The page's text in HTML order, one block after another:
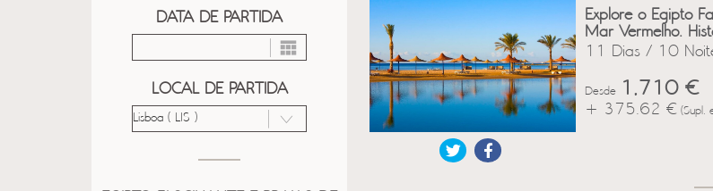
DATA DE PARTIDA
LOCAL DE PARTIDA
Explore o Egipto
Mar Vermelho.
11 Dias / 10
Desde 1,710 €
+ 375.62 € (Supl.